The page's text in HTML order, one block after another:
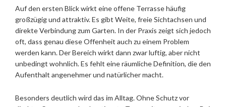
Auf den ersten Blick wirkt eine offene Terrasse häufig
großzügig und attraktiv. Es gibt Weite, freie Sichtachsen und
direkte Verbindung zum Garten. In der Praxis zeigt sich jedoch
oft, dass genau diese Offenheit auch zu einem Problem
werden kann. Der Bereich wirkt dann zwar luftig, aber nicht
unbedingt wohnlich. Es fehlt eine räumliche Definition, die den
Aufenthalt angenehmer und natürlicher macht.
Besonders deutlich wird das im Alltag. Ohne Schutz vor